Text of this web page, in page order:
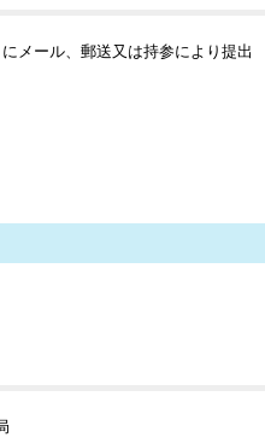
メール、郵送又は持参により提出